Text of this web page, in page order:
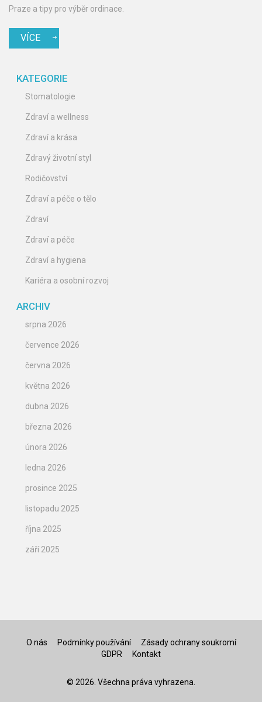
Praze a tipy pro výběr ordinace.
VÍCE
KATEGORIE
Stomatologie
Zdraví a wellness
Zdraví a krása
Zdravý životní styl
Rodičovství
Zdraví a péče o tělo
Zdraví
Zdraví a péče
Zdraví a hygiena
Kariéra a osobní rozvoj
ARCHIV
srpna 2026
července 2026
června 2026
května 2026
dubna 2026
března 2026
února 2026
ledna 2026
prosince 2025
listopadu 2025
října 2025
září 2025
O nás Podmínky používání
Zásady ochrany soukromí
GDPR
Kontakt
© 2026. Všechna práva vyhrazena.